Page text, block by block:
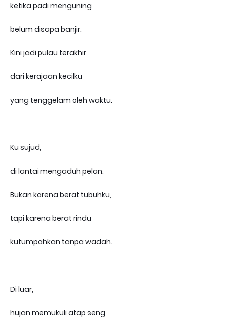
ketika padi menguning
belum disapa banjir.
Kini jadi pulau terakhir
dari kerajaan kecilku
yang tenggelam oleh waktu.
Ku sujud,
di lantai mengaduh pelan.
Bukan karena berat tubuhku,
tapi karena berat rindu
kutumpahkan tanpa wadah.
Di luar,
hujan memukuli atap seng